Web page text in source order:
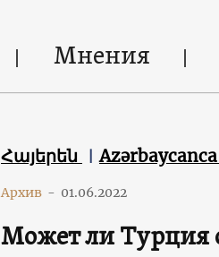
Мнения
Հայերեն Azərbaycanca
Архив - 01.06.2022
Может ли Турция